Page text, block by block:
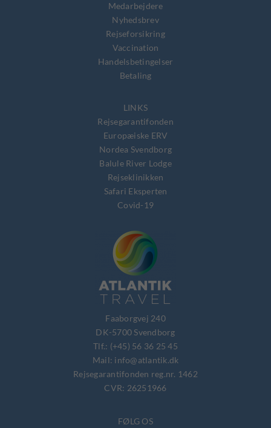
Medarbejdere
Nyhedsbrev
Rejseforsikring
Vaccination
Handelsbetingelser
Betaling
LINKS
Rejsegarantifonden
Europæiske ERV
Nordea Svendborg
Balule River Lodge
Rejseklinikken
Safari Eksperten
Covid-19
Faaborgvej 240
DK-5700 Svendborg
Tlf.: (+45) 56 36 25 45
Mail: info@atlantik.dk
Rejsegarantifonden reg.nr. 1462
CVR: 26251966
FØLG OS